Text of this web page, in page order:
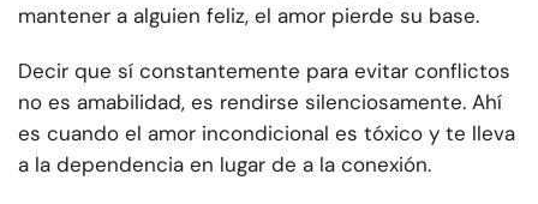
mantener a alguien feliz, el amor pierde su base.
Decir que sí constantemente para evitar conflictos
no es amabilidad, es rendirse silenciosamente. Ahí
es cuando el amor incondicional es tóxico y te lleva
a la dependencia en lugar de a la conexión.